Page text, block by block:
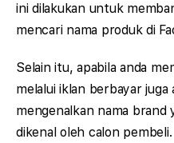
ini dilakukan untuk
mencari nama produk di
Selain itu, apabila anda
melalui iklan berbayar
mengenalkan nama brand
dikenal oleh calon pembeli.